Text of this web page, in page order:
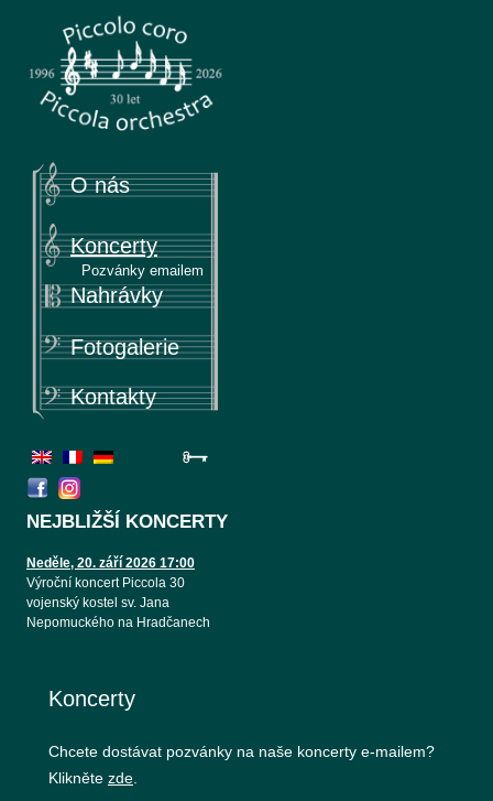
Piccola
Piccolo coro & Piccola orchestra
O nás
Koncerty
Pozvánky emailem
Nahrávky
Fotogalerie
Kontakty
NEJBLIŽŠÍ KONCERTY
Neděle, 20. září 2026 17:00
Výroční koncert Piccola 30
vojenský kostel sv. Jana
Nepomuckého na Hradčanech
Koncerty
Chcete dostávat pozvánky na naše koncerty e-mailem?
Klikněte zde.